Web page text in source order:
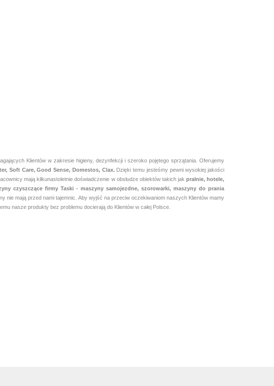
Klientów w zakresie higieny, dezynfekcji i szeroko pojętego sprzątania. Oferujemy
Soft Care, Good Sense, Domestos, Clax. Dzięki temu jesteśmy pewni wysokiej jakości
mają kilkunastoletnie doświadczenie w obsłudze obiektów takich jak pralnie, hotele,
czyszczące firmy Taski - maszyny samojezdne, szorowarki, maszyny do prania
nie mają przed nami tajemnic. Aby wyjść na przeciw oczekiwaniom naszych Klientów mamy
nasze produkty bez problemu docierają do Klientów w całej Polsce.